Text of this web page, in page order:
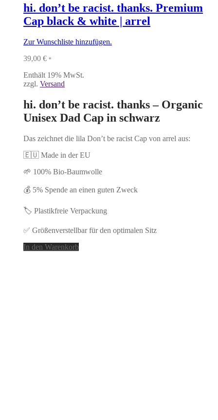
hi. don’t be racist. thanks. Premium
Cap black & white | arrel
Zur Wunschliste hinzufügen.
39,00 € *
Enthält 19% MwSt.
zzgl. Versand
hi. don’t be racist. thanks – Organic
Unisex Dad Cap in schwarz
Das zeichnet die lila Don’t be racist Cap von arrel aus:
🇪🇺 Made in der EU
🌱 100% Bio-Baumwolle
💰 5% Spende an einen guten Zweck
🏷️ Plastikfreie Verpackung
✅ Größenverstellbar für den optimalen Sitz
In den Warenkorb